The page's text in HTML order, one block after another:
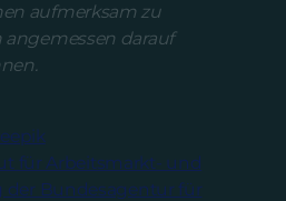
aufmerksam zu
darauf
für Arbeitsmarkt- und
der Bundesagentur für